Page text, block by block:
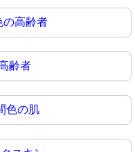
の高齢者
齢者
色の肌